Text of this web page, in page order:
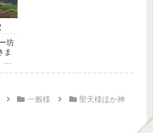
坊
ま
一般様
聖天様ほか神